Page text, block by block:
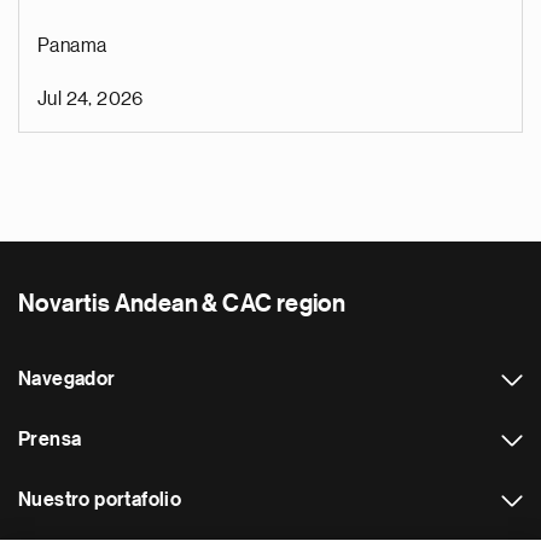
Panama
Jul 24, 2026
Novartis Andean & CAC region
Navegador
Prensa
Nuestro portafolio